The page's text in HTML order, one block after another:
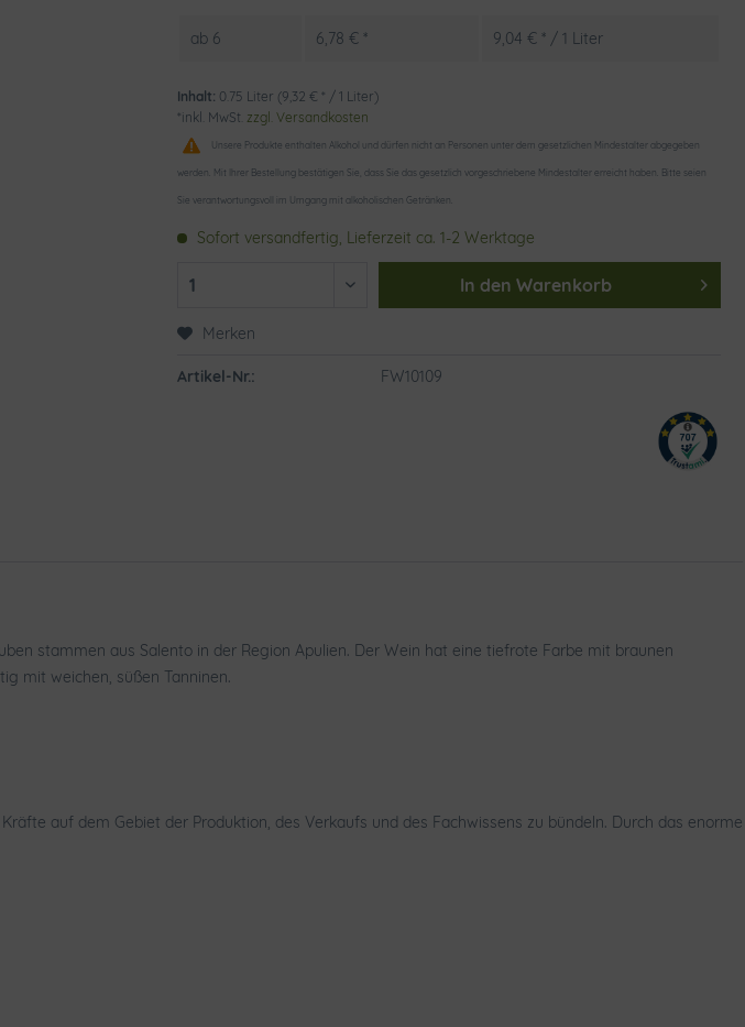
ab 6 6,78 € * 9,04 € * / 1 Liter
Inhalt: 0.75 Liter (9,32 € * / 1 Liter)
*inkl. MwSt. zzgl. Versandkosten
Unsere Produkte enthalten Alkohol und dürfen nicht an Personen unter dem gesetzlichen Mindestalter abgegeben
werden. Mit Ihrer Bestellung bestätigen Sie, dass Sie das gesetzlich vorgeschriebene Mindestalter erreicht haben. Bitte seien
Sie verantwortungsvoll im Umgang mit alkoholischen Getränken.
Sofort versandfertig, Lieferzeit ca. 1-2 Werktage
In den Warenkorb
Merken
Artikel-Nr.: FW10109
stammen aus Salento in der Region Apulien. Der Wein hat eine tiefrote Farbe mit braunen
mit weichen, süßen Tanninen.
auf dem Gebiet der Produktion, des Verkaufs und des Fachwissens zu bündeln. Durch das enorme